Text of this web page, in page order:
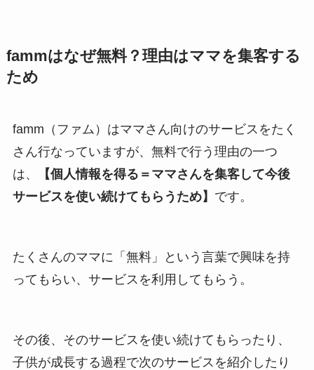
fammはなぜ無料？理由はママを集客する
ため
famm（ファム）はママさん向けのサービスをたく
さん行なっていますが、無料で行う理由の一つ
は、
【個人情報を得る＝ママさんを集客して今後
サービスを使い続けてもらうため】 です。
たくさんのママに「無料」という言葉で興味を持
ってもらい、サービスを利用してもらう。
その後、そのサービスを使い続けてもらったり、
子供が成長する過程で次のサービスを紹介したり